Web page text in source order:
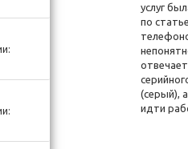
услуг
по
(серый),
идти